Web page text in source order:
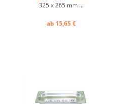
325 x 265 mm ...
ab 15,65 €